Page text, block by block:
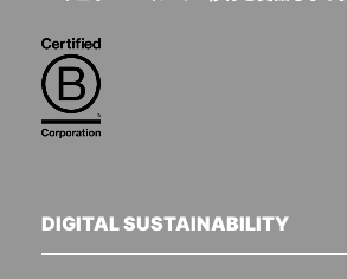
DIGITAL SUSTAINABILITY